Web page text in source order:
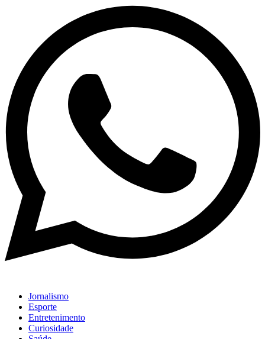
Jornalismo
Esporte
Entretenimento
Curiosidade